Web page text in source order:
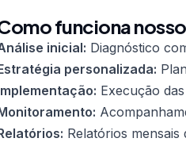
funciona
inicial: Diagnóstico
personalizada:
Execução
Relatórios